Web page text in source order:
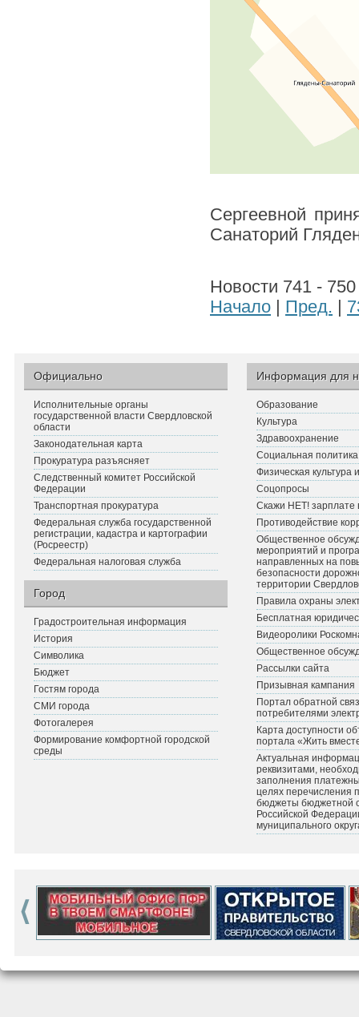
Сергеевной
Санаторий
Новости 741 -
Начало
Пред.
Официально
Исполнительные органы
государственной власти Свердловской
области
Законодательная карта
Прокуратура разъясняет
Следственный комитет Российской
Федерации
Транспортная прокуратура
Федеральная служба государственной
регистрации, кадастра и картографии
(Росреестр)
Федеральная налоговая служба
Город
Градостроительная информация
История
Символика
Бюджет
Гостям города
СМИ города
Фотогалерея
Формирование комфортной городской
среды
Информация для
Образование
Культура
Здравоохранение
Социальная политика
Физическая культура
Соцопросы
Скажи НЕТ! зарплате
Противодействие
Общественное
мероприятий и
направленных на
безопасности
территории
Правила охраны
Бесплатная
Видеоролики
Общественное
Рассылки сайта
Призывная кампания
Портал обратной
потребителями
Карта доступности
портала «Жить
Актуальная
реквизитами,
заполнения
целях перечисления
бюджеты бюджетной
Российской
муниципального